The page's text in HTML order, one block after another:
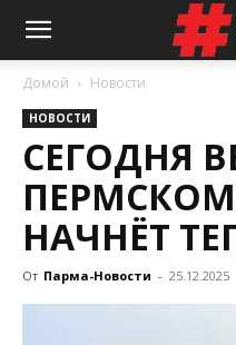
Домой Новости
НОВОСТИ
СЕГОДНЯ
ПЕРМСКОМ
НАЧНЁТ
От Парма-Новости - 25.12.2025